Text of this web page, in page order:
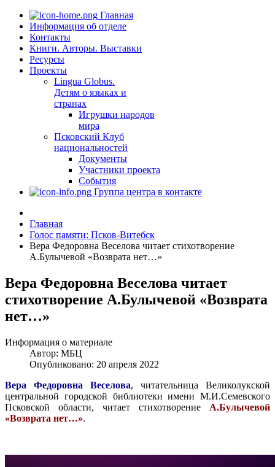
Главная
Информация об отделе
Контакты
Книги. Авторы. Выставки
Ресурсы
Проекты
Lingua Globus.
Детям о языках и
странах
Игрушки народов
мира
Псковский Клуб
национальностей
Документы
Участники проекта
События
Группа центра в контакте
Главная
Голос памяти: Псков-Витебск
Вера Федоровна Веселова читает стихотворение
А.Булычевой «Возврата нет…»
Вера Федоровна Веселова читает
стихотворение А.Булычевой «Возврата
нет…»
Информация о материале
Автор: МБЦ
Опубликовано: 20 апреля 2022
Вера Федоровна Веселова, читательница Великолукской
центральной городской библиотеки имени М.И.Семевского
Псковской области, читает стихотворение А.Булычевой
«Возврата нет…».